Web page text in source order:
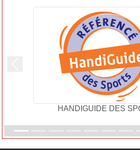
HANDIGUIDE DES